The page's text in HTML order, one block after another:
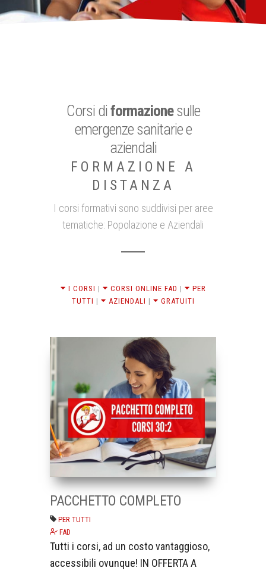
Corsi di formazionesulle
emergenze sanitarie e
aziendali
FORMAZIONE A
DISTANZA
I corsi formativi sono suddivisi per aree
tematiche: Popolazione e Aziendali
I CORSI | CORSI ONLINE FAD |
PER
TUTTI | AZIENDALI | GRATUITI
PACCHETTO COMPLETO
PER TUTTI
FAD
Tutti i corsi, ad un costo vantaggioso,
accessibili ovunque! IN OFFERTA A